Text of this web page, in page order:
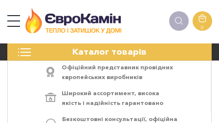
0
Каталог товарів
ПЕЧІ
ЕЛЕКТРОКАМІНИ
АКСЕСУАРИ
Офіційний представник провідних
європейських виробників
Широкий ассортимент, висока
якість і надійність гарантовано
Безкоштовні консультації, офіційна